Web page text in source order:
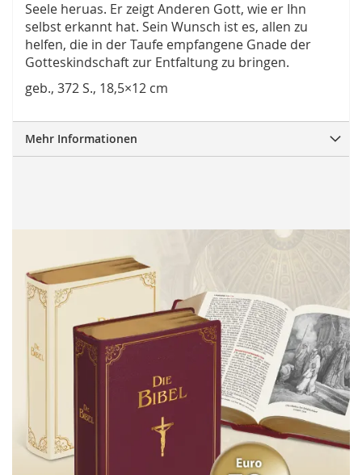
Seele heruas. Er zeigt Anderen Gott, wie er Ihn
selbst erkannt hat. Sein Wunsch ist es, allen zu
helfen, die in der Taufe empfangene Gnade der
Gotteskindschaft zur Entfaltung zu bringen.
geb., 372 S., 18,5×12 cm
Mehr Informationen